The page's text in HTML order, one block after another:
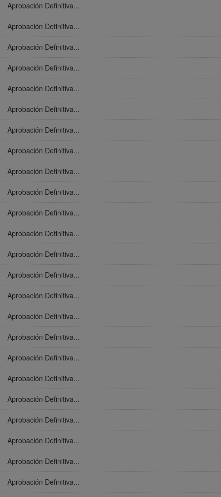
Aprobación Definitiva...
Aprobación Definitiva...
Aprobación Definitiva...
Aprobación Definitiva...
Aprobación Definitiva...
Aprobación Definitiva...
Aprobación Definitiva...
Aprobación Definitiva...
Aprobación Definitiva...
Aprobación Definitiva...
Aprobación Definitiva...
Aprobación Definitiva...
Aprobación Definitiva...
Aprobación Definitiva...
Aprobación Definitiva...
Aprobación Definitiva...
Aprobación Definitiva...
Aprobación Definitiva...
Aprobación Definitiva...
Aprobación Definitiva...
Aprobación Definitiva...
Aprobación Definitiva...
Aprobación Definitiva...
Aprobación Definitiva...